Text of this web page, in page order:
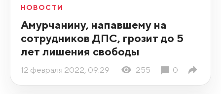
НОВОСТИ
Амурчанину, напавшему на
сотрудников ДПС, грозит до 5
лет лишения свободы
12 февраля 2022, 09:29 255 0